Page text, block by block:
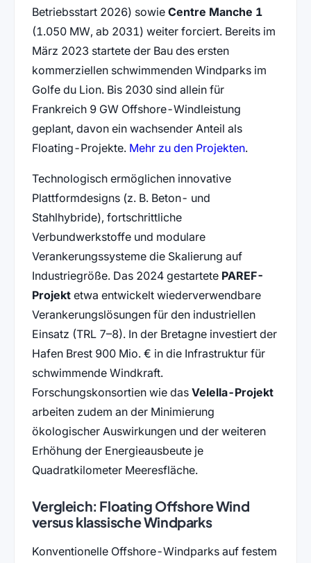
Betriebsstart 2026) sowie Centre Manche 1
(1.050 MW, ab 2031) weiter forciert. Bereits im
März 2023 startete der Bau des ersten
kommerziellen schwimmenden Windparks im
Golfe du Lion. Bis 2030 sind allein für
Frankreich 9 GW Offshore-Windleistung
geplant, davon ein wachsender Anteil als
Floating-Projekte. Mehr zu den Projekten(öffnet in
.
Technologisch ermöglichen innovative
Plattformdesigns (z. B. Beton- und
Stahlhybride), fortschrittliche
Verbundwerkstoffe und modulare
Verankerungssysteme die Skalierung auf
Industriegröße. Das 2024 gestartete PAREF-
Projektetwa entwickelt wiederverwendbare
Verankerungslösungen für den industriellen
Einsatz (TRL 7–8). In der Bretagne investiert der
Hafen Brest 900 Mio. € in die Infrastruktur für
schwimmende Windkraft.
Forschungskonsortien wie das Velella-Projekt
arbeiten zudem an der Minimierung
ökologischer Auswirkungen und der weiteren
Erhöhung der Energieausbeute je
Quadratkilometer Meeresfläche.
Vergleich: Floating Offshore Wind
versus klassische Windparks
Konventionelle Offshore-Windparks auf festem